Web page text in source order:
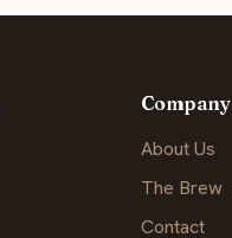
Company
About Us
The Brew
Contact